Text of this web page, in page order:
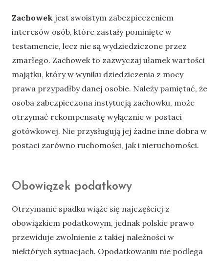
Zachowek jest swoistym zabezpieczeniem
interesów osób, które zastały pominięte w
testamencie, lecz nie są wydziedziczone przez
zmarłego. Zachowek to zazwyczaj ułamek wartości
majątku, który w wyniku dziedziczenia z mocy
prawa przypadłby danej osobie. Należy pamiętać, że
osoba zabezpieczona instytucją zachowku, może
otrzymać rekompensatę wyłącznie w postaci
gotówkowej. Nie przysługują jej żadne inne dobra w
postaci zarówno ruchomości, jak i nieruchomości.
Obowiązek podatkowy
Otrzymanie spadku wiąże się najczęściej z
obowiązkiem podatkowym, jednak polskie prawo
przewiduje zwolnienie z takiej należności w
niektórych sytuacjach. Opodatkowaniu nie podlega